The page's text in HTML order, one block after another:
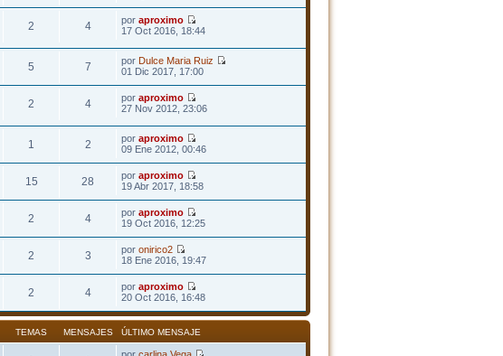
2 4 poraproximo
17 Oct 2016, 18:44
5 7 porDulce Maria Ruiz
01 Dic 2017, 17:00
2 4 poraproximo
27 Nov 2012, 23:06
1 2 poraproximo
09 Ene 2012, 00:46
15 28 poraproximo
19 Abr 2017, 18:58
2 4 poraproximo
19 Oct 2016, 12:25
2 3 poronirico2
18 Ene 2016, 19:47
2 4 poraproximo
20 Oct 2016, 16:48
TEMAS MENSAJES ÚLTIMO MENSAJE